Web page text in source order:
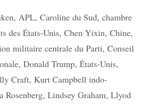
, APL, Caroline du Sud, chambre
des États-Unis, Chen Yixin, Chine,
militaire centrale du Parti, Conseil
, Donald Trump, États-Unis,
Craft, Kurt Campbell indo-
Rosenberg, Lindsey Graham, Llyod